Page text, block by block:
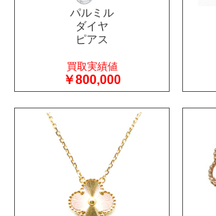
パルミル
ダイヤ
ピアス
買取実績値
￥800,000